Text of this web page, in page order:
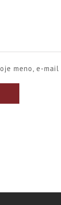
meno, e-